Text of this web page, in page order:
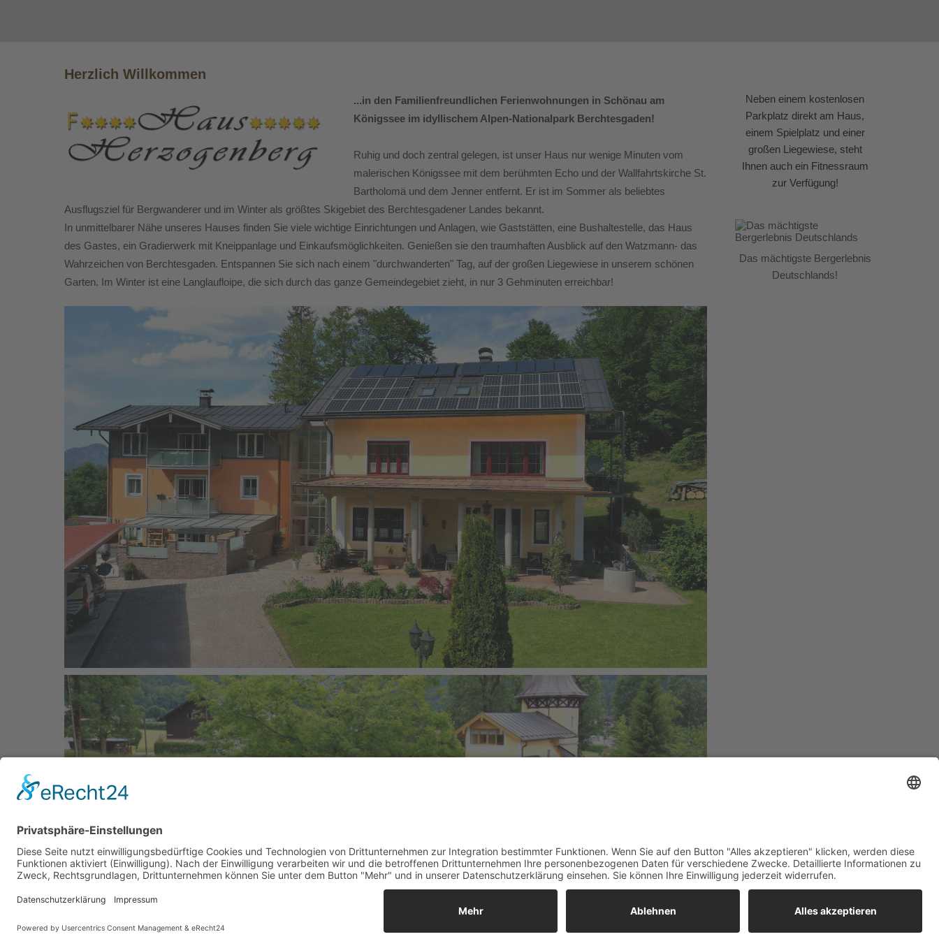
Herzlich Willkommen
...in den Familienfreundlichen Ferienwohnungen in Schönau am
Königssee im idyllischem Alpen-Nationalpark Berchtesgaden!
Ruhig und doch zentral gelegen, ist unser Haus nur wenige Minuten vom
malerischen Königssee mit dem berühmten Echo und der Wallfahrtskirche St.
Bartholomä und dem Jenner entfernt. Er ist im Sommer als beliebtes
Ausflugsziel für Bergwanderer und im Winter als größtes Skigebiet des Berchtesgadener Landes bekannt.
In unmittelbarer Nähe unseres Hauses finden Sie viele wichtige Einrichtungen und Anlagen, wie Gaststätten, eine Bushaltestelle, das Haus
des Gastes, ein Gradierwerk mit Kneippanlage und Einkaufsmöglichkeiten. Genießen sie den traumhaften Ausblick auf den Watzmann- das
Wahrzeichen von Berchtesgaden. Entspannen Sie sich nach einem "durchwanderten" Tag, auf der großen Liegewiese in unserem schönen
Garten. Im Winter ist eine Langlaufloipe, die sich durch das ganze Gemeindegebiet zieht, in nur 3 Gehminuten erreichbar!
Neben einem kostenlosen
Parkplatz direkt am Haus,
einem Spielplatz und einer
großen Liegewiese, steht
Ihnen auch ein Fitnessraum
zur Verfügung!
Das mächtigste Bergerlebnis
Deutschlands!